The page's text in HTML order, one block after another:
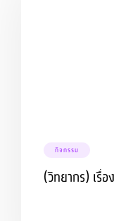
กิจกรรม
(วิทยากร) เรื่อ